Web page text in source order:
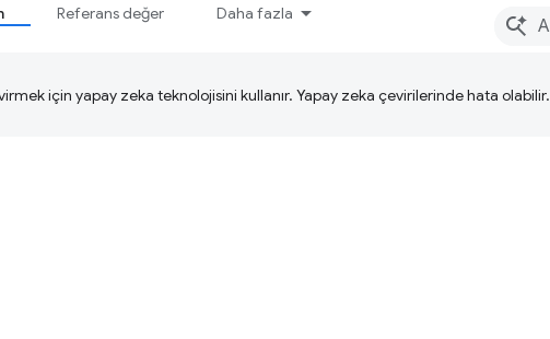
Referans değer Daha fazla
için yapay zeka teknolojisini kullanır. Yapay zeka çevirilerinde hata olabilir.